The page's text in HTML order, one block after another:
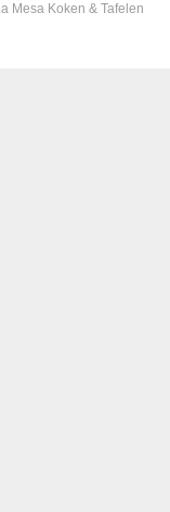
Mesa Koken & Tafelen